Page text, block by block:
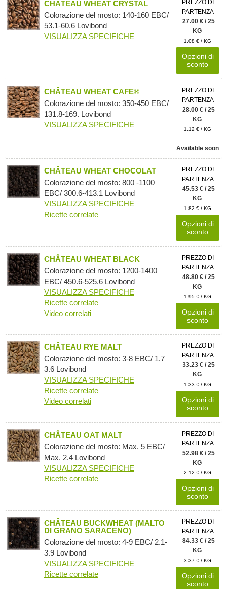
CHÂTEAU WHEAT CRYSTAL
Colorazione del mosto: 140-160 EBC/
53.1-60.6 Lovibond
VISUALIZZA SPECIFICHE
PREZZO DI
PARTENZA
27.00 € / 25
KG
1.08 € / KG
Opzioni di
sconto
CHÂTEAU WHEAT CAFE®
Colorazione del mosto: 350-450 EBC/
131.8-169. Lovibond
VISUALIZZA SPECIFICHE
PREZZO DI
PARTENZA
28.00 € / 25
KG
1.12 € / KG
Available soon
CHÂTEAU WHEAT CHOCOLAT
Colorazione del mosto: 800 -1100
EBC/ 300.6-413.1 Lovibond
VISUALIZZA SPECIFICHE
Ricette correlate
PREZZO DI
PARTENZA
45.53 € / 25
KG
1.82 € / KG
Opzioni di
sconto
CHÂTEAU WHEAT BLACK
Colorazione del mosto: 1200-1400
EBC/ 450.6-525.6 Lovibond
VISUALIZZA SPECIFICHE
Ricette correlate
Video correlati
PREZZO DI
PARTENZA
48.80 € / 25
KG
1.95 € / KG
Opzioni di
sconto
CHÂTEAU RYE MALT
Colorazione del mosto: 3-8 EBC/ 1.7–
3.6 Lovibond
VISUALIZZA SPECIFICHE
Ricette correlate
Video correlati
PREZZO DI
PARTENZA
33.23 € / 25
KG
1.33 € / KG
Opzioni di
sconto
CHÂTEAU OAT MALT
Colorazione del mosto: Max. 5 EBC/
Max. 2.4 Lovibond
VISUALIZZA SPECIFICHE
Ricette correlate
PREZZO DI
PARTENZA
52.98 € / 25
KG
2.12 € / KG
Opzioni di
sconto
CHÂTEAU BUCKWHEAT (MALTO
DI GRANO SARACENO)
Colorazione del mosto: 4-9 EBC/ 2.1-
3.9 Lovibond
VISUALIZZA SPECIFICHE
Ricette correlate
PREZZO DI
PARTENZA
84.33 € / 25
KG
3.37 € / KG
Opzioni di
sconto